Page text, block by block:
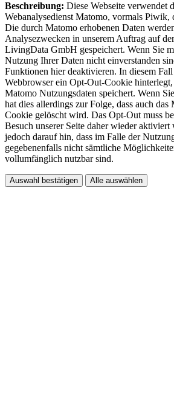
Beschreibung: Diese Webseite verwendet
Webanalysedienst Matomo, vormals Piwik,
Die durch Matomo erhobenen Daten
Analysezwecken in unserem Auftrag auf
LivingData GmbH gespeichert. Wenn Sie
Nutzung Ihrer Daten nicht einverstanden
Funktionen hier deaktivieren. In diesem
Webbrowser ein Opt-Out-Cookie
Matomo Nutzungsdaten speichert. Wenn
hat dies allerdings zur Folge, dass auch
Cookie gelöscht wird. Das Opt-Out muss
Besuch unserer Seite daher wieder aktiviert
jedoch darauf hin, dass im Falle der
gegebenenfalls nicht sämtliche
vollumfänglich nutzbar sind.
Auswahl bestätigen Alle auswählen